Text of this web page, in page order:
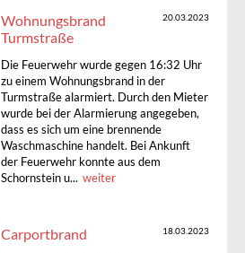
20.03.2023
Wohnungsbrand
Turmstraße
Die Feuerwehr wurde gegen 16:32 Uhr
zu einem Wohnungsbrand in der
Turmstraße alarmiert. Durch den Mieter
wurde bei der Alarmierung angegeben,
dass es sich um eine brennende
Waschmaschine handelt. Bei Ankunft
der Feuerwehr konnte aus dem
Schornstein u... weiter
18.03.2023
Carportbrand